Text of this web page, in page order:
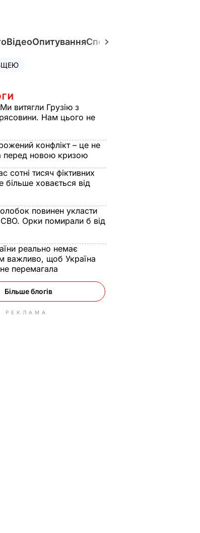
ВідеоОпитуванняСпецпроєкти
Ми витягли Грузію з
Нам цього не
конфлікт – це не
перед новою кризою
сотні тисяч фіктивних
більше ховається від
повинен укласти
СВО. Орки помирали б від
реально немає
важливо, щоб Україна
перемагала
Більше блогів
РЕКЛАМА